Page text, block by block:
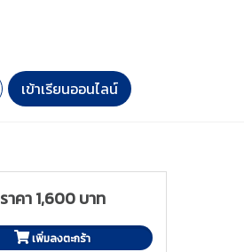
เข้าเรียนออนไลน์
ราคา 1,600 บาท
เพิ่มลงตะกร้า